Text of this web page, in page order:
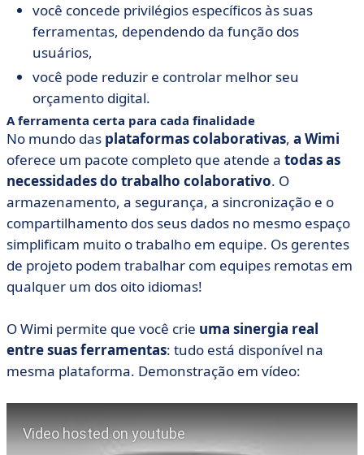
você concede privilégios específicos às suas
ferramentas, dependendo da função dos
usuários,
você pode reduzir e controlar melhor seu
orçamento digital.
A ferramenta certa para cada finalidade
No mundo das plataformas colaborativas, a Wimi
oferece um pacote completo que atende a todas as
necessidades do trabalho colaborativo. O
armazenamento, a segurança, a sincronização e o
compartilhamento dos seus dados no mesmo espaço
simplificam muito o trabalho em equipe. Os gerentes
de projeto podem trabalhar com equipes remotas em
qualquer um dos oito idiomas!
O Wimi permite que você crie uma sinergia real
entre suas ferramentas: tudo está disponível na
mesma plataforma. Demonstração em vídeo: